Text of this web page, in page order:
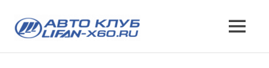
содержимому
х60
МЕНЮ